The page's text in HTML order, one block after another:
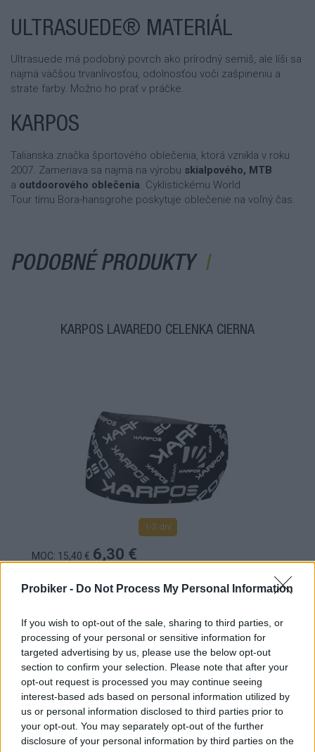
Probiker - Do Not Process My Personal Information
If you wish to opt-out of the sale, sharing to third parties, or
processing of your personal or sensitive information for
targeted advertising by us, please use the below opt-out
section to confirm your selection. Please note that after your
opt-out request is processed you may continue seeing
interest-based ads based on personal information utilized by
us or personal information disclosed to third parties prior to
your opt-out. You may separately opt-out of the further
disclosure of your personal information by third parties on the
ULTRASUEDE® MATERIÁL
Ultrasuede má podobný povrch ako prírodný semiš, ale líši sa
najmä väčšou trvanlivosťou, odolnosťou voči zašpineniu a
strate farby. Možno ho prať v práčke.
KARPOS
Talianska značka športového oblečenia, ktorá vznikla v roku
2007. Zameriava sa najmä na výrobu skialpového, MTB
a outdoorového oblečenia. Cyklistickému World
Tour tímu Bora-hansgrohe poskytuje oblečenie na voľný čas.
PODOBNÉ PRODUKTY
KARPOS LAVAREDO ČELENKA ČIERNA
1-3 dní
MOC: 15,40 € 6,30 €
KARPOS LAVAREDO ČELENKA ZELENÁ FLUO